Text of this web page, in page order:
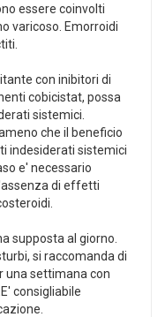
essere coinvolti
varicoso. Emorroidi
con inibitori di
cobicistat, possa
sistemici.
che il beneficio
indesiderati sistemici
e' necessario
di effetti
supposta al giorno.
si raccomanda di
una settimana con
consigliabile